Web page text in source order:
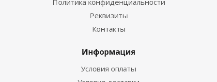
Реквизиты
Контакты
Информация
Условия оплаты